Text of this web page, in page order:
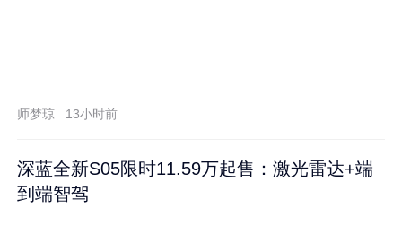
师梦琼 13小时前
深蓝全新S05限时11.59万起售：激光雷达+端
到端智驾